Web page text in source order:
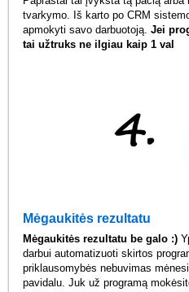
tvarkymo. Iš karto po CRM
apmokyti savo darbuotoją.Jei
tai užtruks ne ilgiau kaip 1 val
Mėgaukitės rezultatu
Mėgaukitės rezultatu be galo :)
darbui automatizuoti skirtos
priklausomybės nebuvimas
pavidalu. Juk už programą